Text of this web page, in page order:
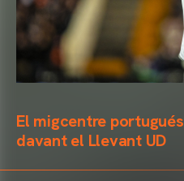
El migcentre
davant el Llevant UD